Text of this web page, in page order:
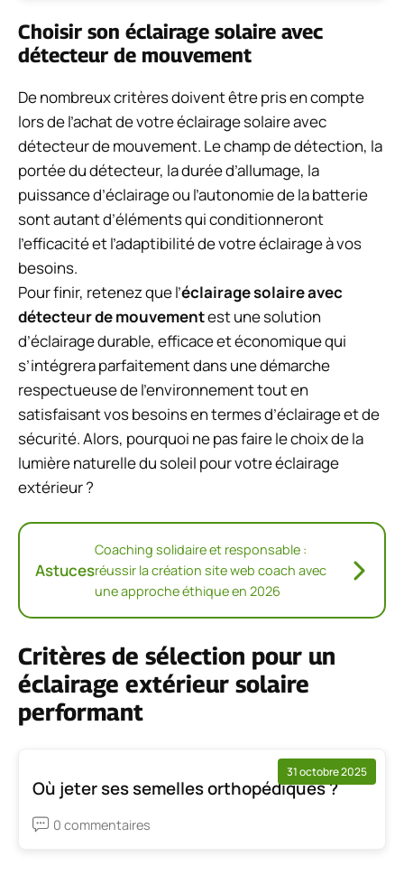
Choisir son éclairage solaire avec
détecteur de mouvement
De nombreux critères doivent être pris en compte
lors de l’achat de votre éclairage solaire avec
détecteur de mouvement. Le champ de détection, la
portée du détecteur, la durée d’allumage, la
puissance d’éclairage ou l’autonomie de la batterie
sont autant d’éléments qui conditionneront
l’efficacité et l’adaptibilité de votre éclairage à vos
besoins.
Pour finir, retenez que l’éclairage solaire avec
détecteur de mouvementest une solution
d’éclairage durable, efficace et économique qui
s’intégrera parfaitement dans une démarche
respectueuse de l’environnement tout en
satisfaisant vos besoins en termes d’éclairage et de
sécurité. Alors, pourquoi ne pas faire le choix de la
lumière naturelle du soleil pour votre éclairage
extérieur ?
Astuces
Coaching solidaire et responsable :
réussir la création site web coach avec
une approche éthique en 2026
Critères de sélection pour un
éclairage extérieur solaire
performant
31 octobre 2025
Où jeter ses semelles orthopédiques ?
0 commentaires